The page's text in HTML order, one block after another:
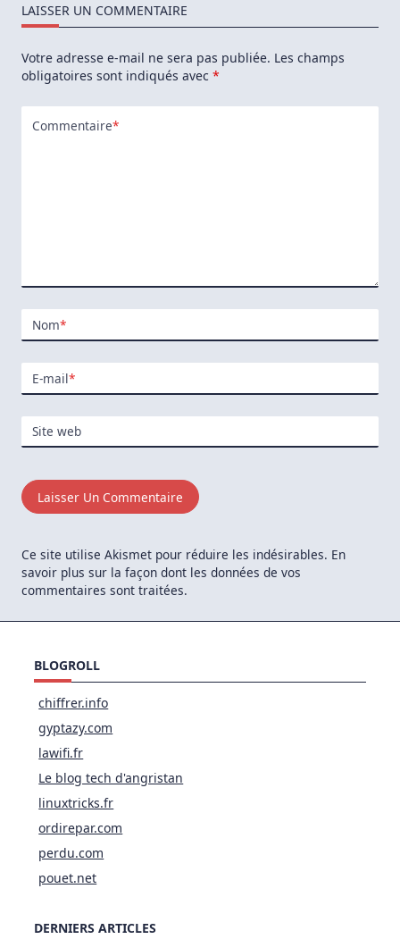
LAISSER UN COMMENTAIRE
Votre adresse e-mail ne sera pas publiée. Les champs
obligatoires sont indiqués avec *
Commentaire*
Nom*
E-mail*
Site web
Ce site utilise Akismet pour réduire les indésirables. En
savoir plus sur la façon dont les données de vos
commentaires sont traitées.
BLOGROLL
chiffrer.info
gyptazy.com
lawifi.fr
Le blog tech d'angristan
linuxtricks.fr
ordirepar.com
perdu.com
pouet.net
DERNIERS ARTICLES